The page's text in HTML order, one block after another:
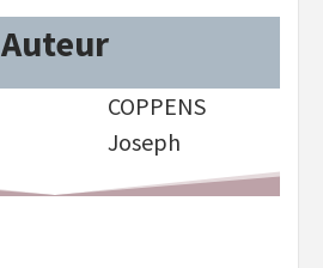
Auteur
COPPENS
Joseph